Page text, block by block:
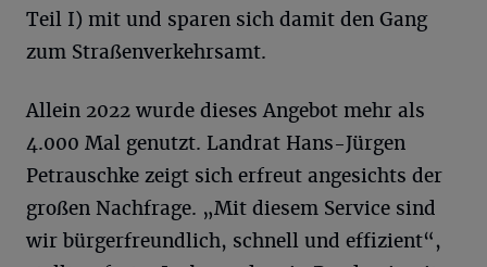
Teil I) mit und sparen sich damit den Gang
zum Straßenverkehrsamt.
Allein 2022 wurde dieses Angebot mehr als
4.000 Mal genutzt. Landrat Hans-Jürgen
Petrauschke zeigt sich erfreut angesichts der
großen Nachfrage. „Mit diesem Service sind
wir bürgerfreundlich, schnell und effizient“,